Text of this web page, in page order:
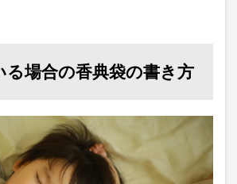
る場合の香典袋の書き方